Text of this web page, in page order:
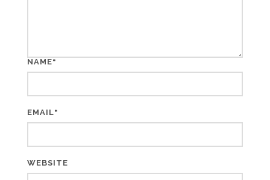
NAME*
EMAIL*
WEBSITE